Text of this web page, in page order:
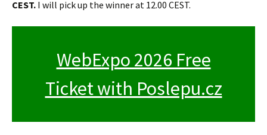
CEST. I will pick up the winner at 12.00 CEST.
WebExpo 2026 Free
Ticket with Poslepu.cz